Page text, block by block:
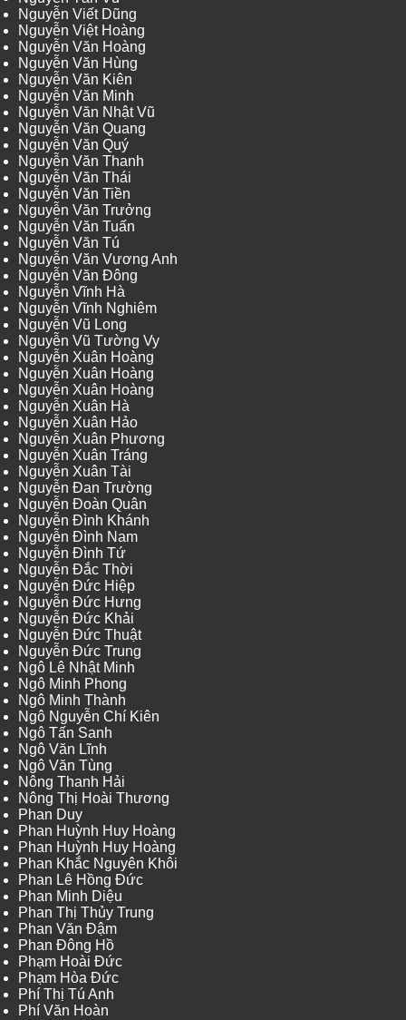
Nguyễn Viết Dũng
Nguyễn Việt Hoàng
Nguyễn Văn Hoàng
Nguyễn Văn Hùng
Nguyễn Văn Kiên
Nguyễn Văn Minh
Nguyễn Văn Nhật Vũ
Nguyễn Văn Quang
Nguyễn Văn Quý
Nguyễn Văn Thanh
Nguyễn Văn Thái
Nguyễn Văn Tiền
Nguyễn Văn Trưởng
Nguyễn Văn Tuấn
Nguyễn Văn Tú
Nguyễn Văn Vương Anh
Nguyễn Văn Đông
Nguyễn Vĩnh Hà
Nguyễn Vĩnh Nghiêm
Nguyễn Vũ Long
Nguyễn Vũ Tường Vy
Nguyễn Xuân Hoàng
Nguyễn Xuân Hoàng
Nguyễn Xuân Hoàng
Nguyễn Xuân Hà
Nguyễn Xuân Hảo
Nguyễn Xuân Phương
Nguyễn Xuân Tráng
Nguyễn Xuân Tài
Nguyễn Đan Trường
Nguyễn Đoàn Quân
Nguyễn Đình Khánh
Nguyễn Đình Nam
Nguyễn Đình Tứ
Nguyễn Đắc Thời
Nguyễn Đức Hiệp
Nguyễn Đức Hưng
Nguyễn Đức Khải
Nguyễn Đức Thuật
Nguyễn Đức Trung
Ngô Lê Nhật Minh
Ngô Minh Phong
Ngô Minh Thành
Ngô Nguyễn Chí Kiên
Ngô Tấn Sanh
Ngô Văn Lĩnh
Ngô Văn Tùng
Nông Thanh Hải
Nông Thị Hoài Thương
Phan Duy
Phan Huỳnh Huy Hoàng
Phan Huỳnh Huy Hoàng
Phan Khắc Nguyên Khôi
Phan Lê Hồng Đức
Phan Minh Diệu
Phan Thị Thủy Trung
Phan Văn Đậm
Phan Đông Hồ
Phạm Hoài Đức
Phạm Hòa Đức
Phí Thị Tú Anh
Phí Văn Hoàn